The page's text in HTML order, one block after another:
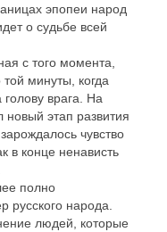
эпопеи народ
о судьбе всей
с того момента,
минуты, когда
врага. На
новый этап развития
чувство
в конце ненависть
полно
русского народа.
людей, которые